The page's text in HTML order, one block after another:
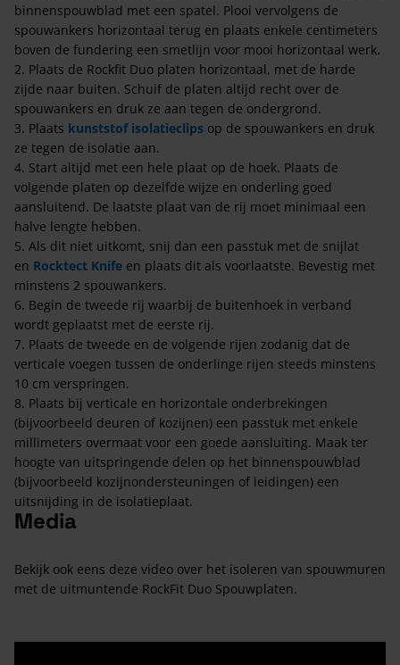
binnenspouwblad met een spatel. Plooi vervolgens de
spouwankers horizontaal terug en plaats enkele centimeters
boven de fundering een smetlijn voor mooi horizontaal werk.
2. Plaats de Rockfit Duo platen horizontaal, met de harde
zijde naar buiten. Schuif de platen altijd recht over de
spouwankers en druk ze aan tegen de ondergrond.
3. Plaats kunststof isolatieclips op de spouwankers en druk
ze tegen de isolatie aan.
4. Start altijd met een hele plaat op de hoek. Plaats de
volgende platen op dezelfde wijze en onderling goed
aansluitend. De laatste plaat van de rij moet minimaal een
halve lengte hebben.
5. Als dit niet uitkomt, snij dan een passtuk met de snijlat
en Rocktect Knife en plaats dit als voorlaatste. Bevestig met
minstens 2 spouwankers.
​6. Begin de tweede rij waarbij de buitenhoek in verband
wordt geplaatst met de eerste rij.
7. Plaats de tweede en de volgende rijen zodanig dat de
verticale voegen tussen de onderlinge rijen steeds minstens
10 cm verspringen.
8. Plaats bij verticale en horizontale onderbrekingen
(bijvoorbeeld deuren of kozijnen) een passtuk met enkele
millimeters overmaat voor een goede aansluiting. Maak ter
hoogte van uitspringende delen op het binnenspouwblad
(bijvoorbeeld kozijnondersteuningen of leidingen) een
uitsnijding in de isolatieplaat.
Media
Bekijk ook eens deze video over het isoleren van spouwmuren
met de uitmuntende RockFit Duo Spouwplaten.